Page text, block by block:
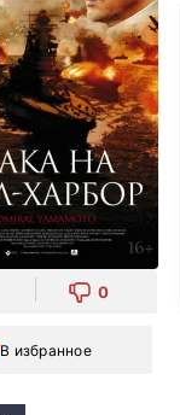
0
В избранное